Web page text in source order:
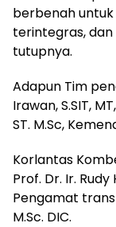
berbenah
terintegras, dan
tutupnya.
Adapun Tim
Irawan, S.SIT,
ST. M.Sc,
Korlantas
Prof. Dr. Ir.
Pengamat
M.Sc. DIC.